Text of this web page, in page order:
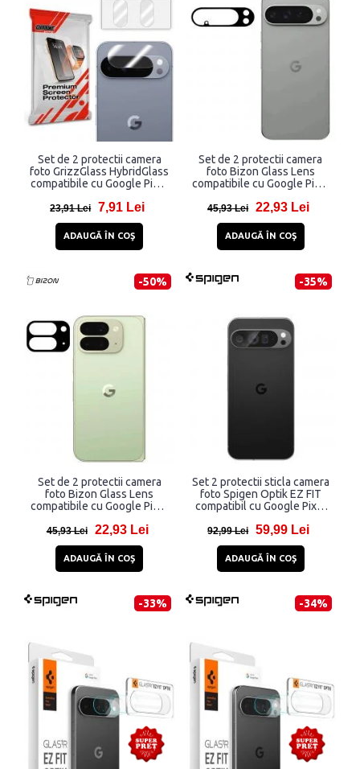
Set de 2 protectii camera
foto GrizzGlass HybridGlass
compatibile cu Google Pixel
23,91 Lei 7,91 Lei
ADAUGĂ ÎN COŞ
Set de 2 protectii camera
foto Bizon Glass Lens
compatibile cu Google Pixel
45,93 Lei 22,93 Lei
ADAUGĂ ÎN COŞ
-50%
Set de 2 protectii camera
foto Bizon Glass Lens
compatibile cu Google Pixel
45,93 Lei 22,93 Lei
ADAUGĂ ÎN COŞ
-35%
Set 2 protectii sticla camera
foto Spigen Optik EZ FIT
compatibil cu Google Pixel
92,99 Lei 59,99 Lei
ADAUGĂ ÎN COŞ
-33% -34%